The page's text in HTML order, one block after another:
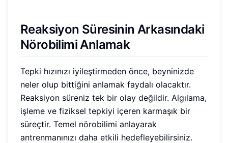
Reaksiyon Süresinin Arkasındaki
Nörobilimi Anlamak
Tepki hızınızı iyileştirmeden önce, beyninizde
neler olup bittiğini anlamak faydalı olacaktır.
Reaksiyon süreniz tek bir olay değildir. Algılama,
işleme ve fiziksel tepkiyi içeren karmaşık bir
süreçtir. Temel nörobilimi anlayarak
antrenmanınızı daha etkili hedefleyebilirsiniz.